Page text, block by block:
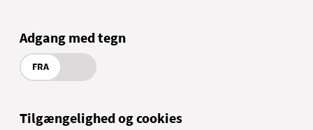
Adgang med tegn
FRA
Tilgængelighed og cookies